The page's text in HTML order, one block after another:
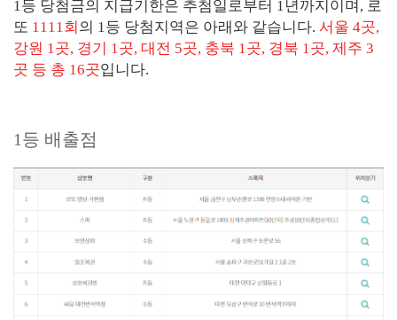
1등 당첨금의 지급기한은 추첨일로부터 1년까지이며, 로
또 1111회 의 1등 당첨지역은 아래와 같습니다. 서울 4곳,
강원 1곳, 경기 1곳, 대전 5곳, 충북 1곳, 경북 1곳, 제주 3
곳 등 총 16곳입니다.
1등 배출점